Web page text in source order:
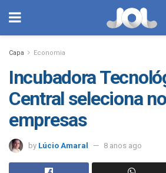
Capa Economia
Incubadora
Central seleciona
empresas
by Lúcio Amaral 8 anos ago